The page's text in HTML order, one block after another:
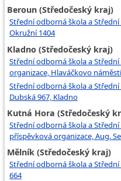
Beroun (Středočeský kraj)
Střední odborná škola a
Okružní 1404
Kladno (Středočeský kraj)
Střední odborná škola a
organizace, Hlaváčkovo
Střední odborná škola a
Dubská 967, Kladno
Kutná Hora (Středočeský
Střední odborná škola a
příspěvková organizace, Aug.
Mělník (Středočeský kraj)
Střední odborná škola a
664